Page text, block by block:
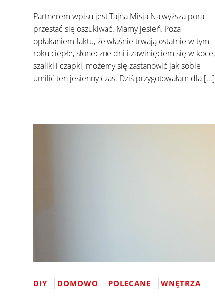
Partnerem wpisu jest Tajna Misja Najwyższa pora
przestać się oszukiwać. Mamy jesień. Poza
opłakaniem faktu, że właśnie trwają ostatnie w tym
roku ciepłe, słoneczne dni i zawinięciem się w koce,
szaliki i czapki, możemy się zastanowić jak sobie
umilić ten jesienny czas. Dziś przygotowałam dla [...]
DIY DOMOWO POLECANE WNĘTRZA